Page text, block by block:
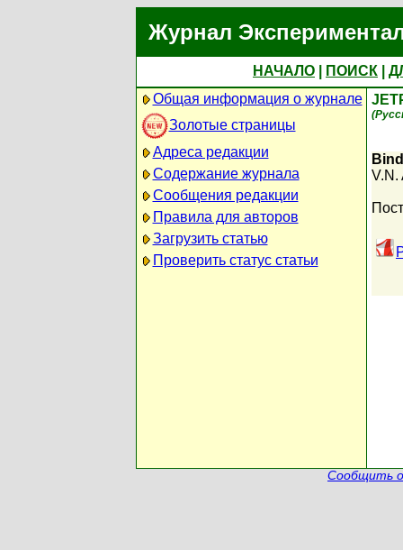
Журнал
НАЧАЛО ПОИСК
Общая информация о журнале
Золотые страницы
Адреса редакции
Содержание журнала
Сообщения редакции
Правила для авторов
Загрузить статью
Проверить статус статьи
V.N.
Сообщить о